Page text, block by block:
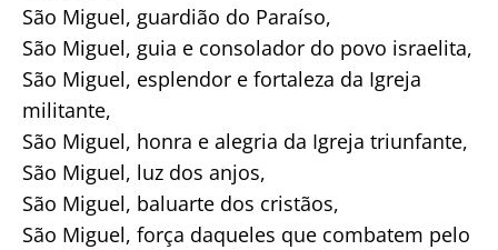
São Miguel, guardião do Paraíso,
São Miguel, guia e consolador do povo israelita,
São Miguel, esplendor e fortaleza da Igreja
militante,
São Miguel, honra e alegria da Igreja triunfante,
São Miguel, luz dos anjos,
São Miguel, baluarte dos cristãos,
São Miguel, força daqueles que combatem pelo